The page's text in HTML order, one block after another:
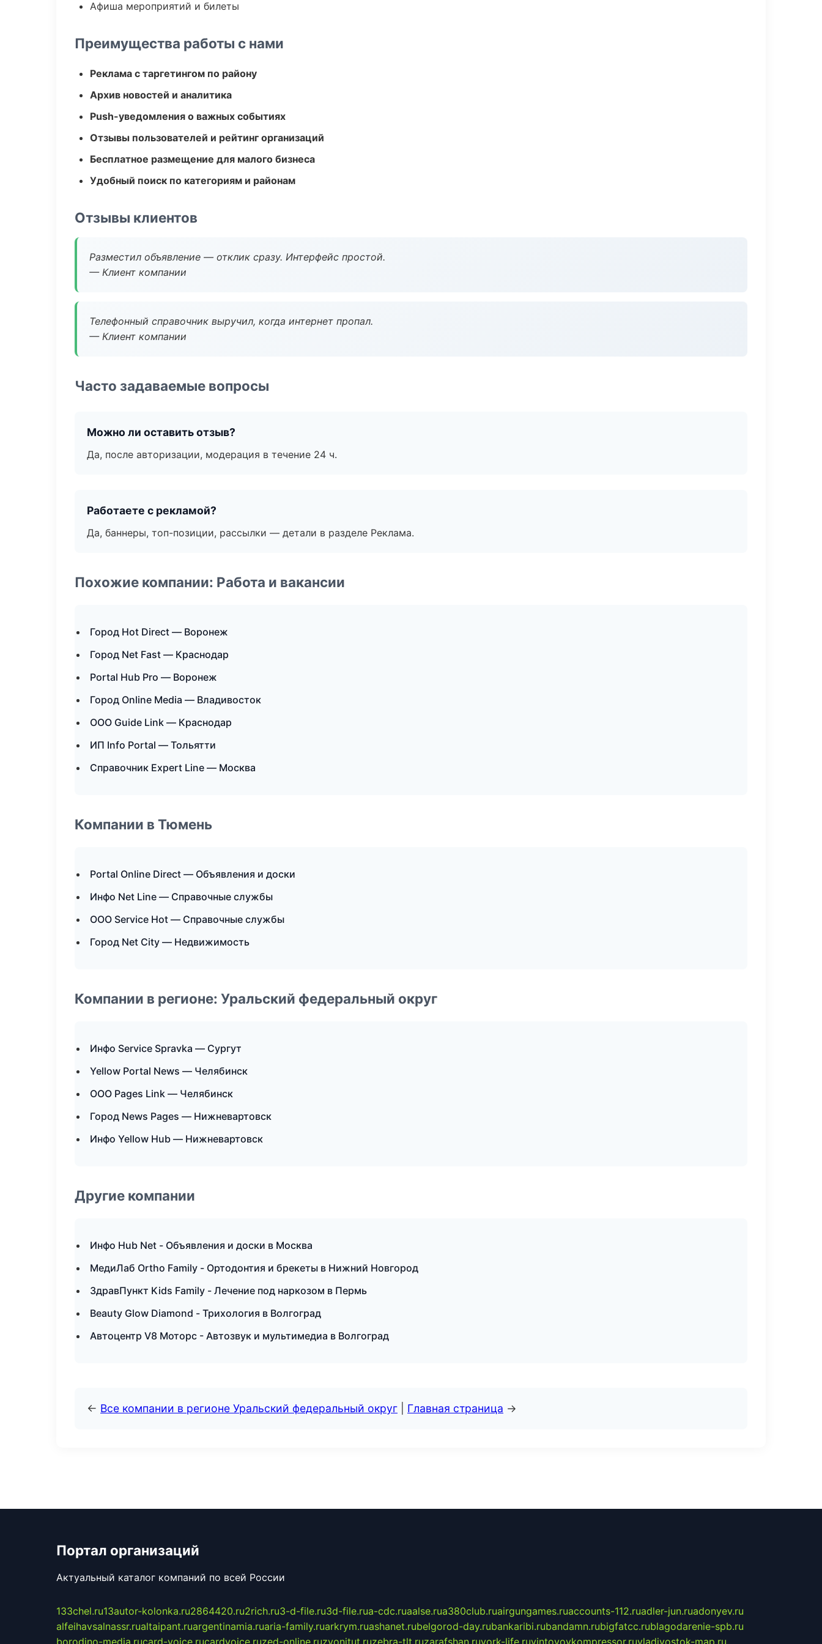
Афиша мероприятий и билеты
Преимущества работы с нами
Реклама с таргетингом по району
Архив новостей и аналитика
Push-уведомления о важных событиях
Отзывы пользователей и рейтинг организаций
Бесплатное размещение для малого бизнеса
Удобный поиск по категориям и районам
Отзывы клиентов
Разместил объявление — отклик сразу. Интерфейс простой.
— Клиент компании
Телефонный справочник выручил, когда интернет пропал.
— Клиент компании
Часто задаваемые вопросы
Можно ли оставить отзыв?
Да, после авторизации, модерация в течение 24 ч.
Работаете с рекламой?
Да, баннеры, топ-позиции, рассылки — детали в разделе Реклама.
Похожие компании: Работа и вакансии
Город Hot Direct — Воронеж
Город Net Fast — Краснодар
Portal Hub Pro — Воронеж
Город Online Media — Владивосток
ООО Guide Link — Краснодар
ИП Info Portal — Тольятти
Справочник Expert Line — Москва
Компании в Тюмень
Portal Online Direct — Объявления и доски
Инфо Net Line — Справочные службы
ООО Service Hot — Справочные службы
Город Net City — Недвижимость
Компании в регионе: Уральский федеральный округ
Инфо Service Spravka — Сургут
Yellow Portal News — Челябинск
ООО Pages Link — Челябинск
Город News Pages — Нижневартовск
Инфо Yellow Hub — Нижневартовск
Другие компании
Инфо Hub Net - Объявления и доски в Москва
МедиЛаб Ortho Family - Ортодонтия и брекеты в Нижний Новгород
ЗдравПункт Kids Family - Лечение под наркозом в Пермь
Beauty Glow Diamond - Трихология в Волгоград
Автоцентр V8 Моторс - Автозвук и мультимедиа в Волгоград
← Все компании в регионе Уральский федеральный округ Главная страница →
Портал организаций
Актуальный каталог компаний по всей России
133chel.ru13autor-kolonka.ru2864420.ru2rich.ru3-d-file.ru3d-file.rua-cdc.ruaalse.rua380club.ruairgungames.ruaccounts-112.ruadler-jun.ruadonyev.ru
alfeihavsalnassr.rualtaipant.ruargentinamia.ruaria-family.ruarkrym.ruashanet.rubelgorod-day.rubankaribi.rubandamn.rubigfatcc.rublagodarenie-spb.ru
borodino-media.rucard-voice.rucardvoice.ruzed-online.ruzvonitut.ruzebra-tlt.ruzarafshan.ruyork-life.ruvintovoykompressor.ruvladivostok-map.ru